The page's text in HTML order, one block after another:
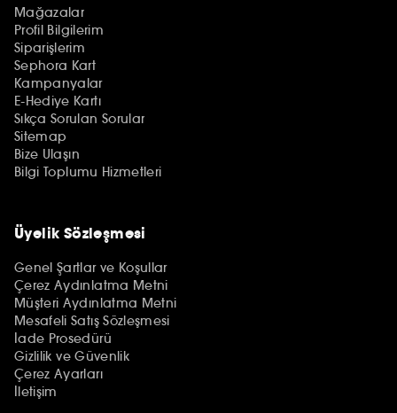
Mağazalar
Profil Bilgilerim
Siparişlerim
Sephora Kart
Kampanyalar
E-Hediye Kartı
Sıkça Sorulan Sorular
Sitemap
Bize Ulaşın
Bilgi Toplumu Hizmetleri
Üyelik Sözleşmesi
Genel Şartlar ve Koşullar
Çerez Aydınlatma Metni
Müşteri Aydınlatma Metni
Mesafeli Satış Sözleşmesi
İade Prosedürü
Gizlilik ve Güvenlik
Çerez Ayarları
İletişim